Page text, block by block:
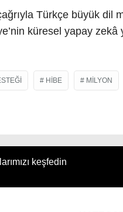
Türkçe büyük dil
küresel yapay zekâ
HIBE MILYON
keşfedin